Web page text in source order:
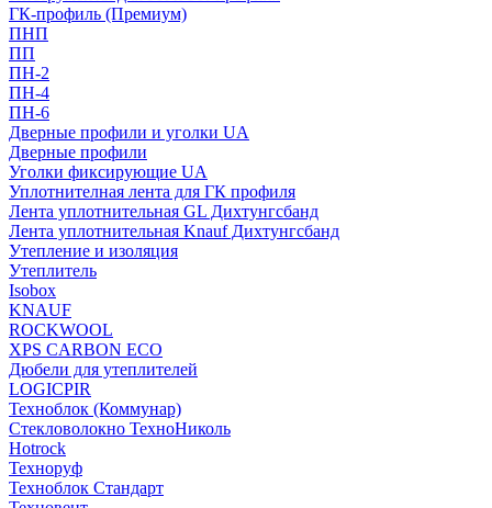
ГК-профиль (Премиум)
ПНП
ПП
ПН-2
ПН-4
ПН-6
Дверные профили и уголки UA
Дверные профили
Уголки фиксирующие UA
Уплотнителная лента для ГК профиля
Лента уплотнительная GL Дихтунгсбанд
Лента уплотнительная Knauf Дихтунгсбанд
Утепление и изоляция
Утеплитель
Isobox
KNAUF
ROCKWOOL
XPS CARBON ECO
Дюбели для утеплителей
LOGICPIR
Техноблок (Коммунар)
Стекловолокно ТехноНиколь
Hotrock
Технoруф
Техноблок Стандарт